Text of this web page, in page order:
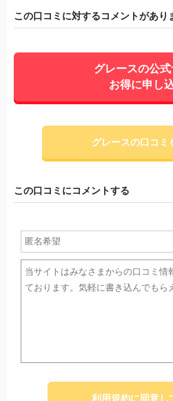
この口コミに対するコメントがあり
グレースの公
お得に申し
グレースの口コミ
この口コミにコメントする
利用規約に同意し